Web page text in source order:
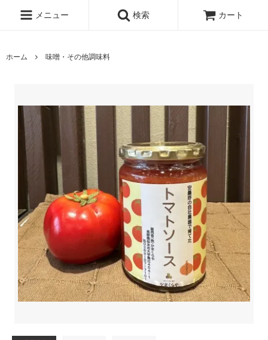
メニュー 検索 カート
ホーム 味噌・その他調味料